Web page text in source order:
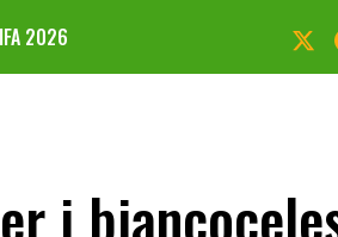
2026
i